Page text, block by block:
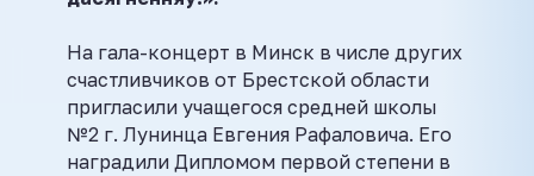
На гала-концерт в Минск в числе других
счастливчиков от Брестской области
пригласили учащегося средней школы
№2 г. Лунинца Евгения Рафаловича. Его
наградили Дипломом первой степени в